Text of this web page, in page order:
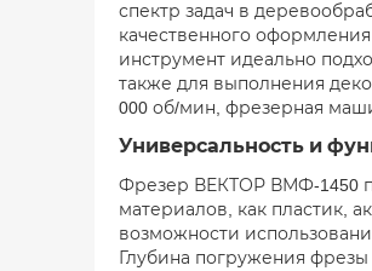
спектр задач в
качественного
инструмент идеально
также для выполнения
000 об/мин, фрезерная
Универсальность и
Фрезер ВЕКТОР ВМФ-1450
материалов, как пластик,
возможности
Глубина погружения